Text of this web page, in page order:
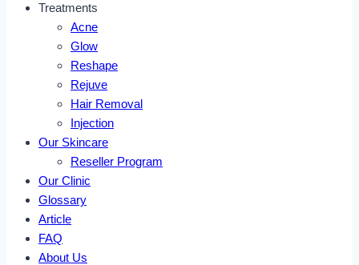
Treatments
Acne
Glow
Reshape
Rejuve
Hair Removal
Injection
Our Skincare
Reseller Program
Our Clinic
Glossary
Article
FAQ
About Us